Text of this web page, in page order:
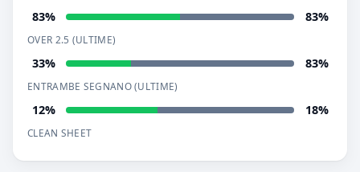
83% 83%
OVER 2.5 (ULTIME)
33% 83%
ENTRAMBE SEGNANO (ULTIME)
12% 18%
CLEAN SHEET